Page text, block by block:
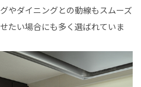
やダイニングとの動線もスムーズ
たい場合にも多く選ばれていま